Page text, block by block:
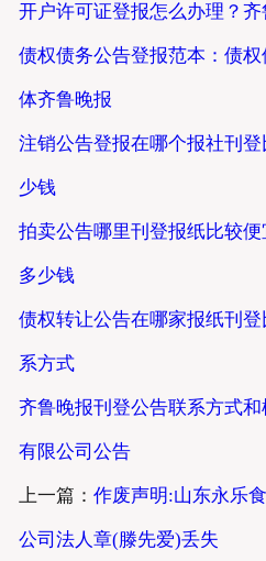
开户许可证登报怎么办理？
债权债务公告登报范本：债
体齐鲁晚报
注销公告登报在哪个报社刊
少钱
拍卖公告哪里刊登报纸比较
多少钱
债权转让公告在哪家报纸刊
系方式
齐鲁晚报刊登公告联系方式
有限公司公告
上一篇： 作废声明:山东永乐
公司法人章(滕先爱)丢失